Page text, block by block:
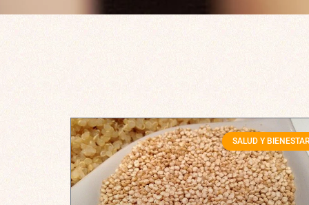
SALUD Y